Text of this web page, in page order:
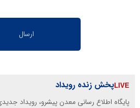
پخش زنده رویداد
پایگاه اطلاع رسانی معدن پیشرو، رویداد